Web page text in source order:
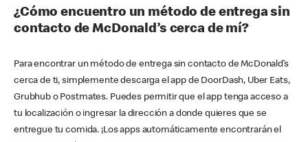
¿Cómo encuentro un método de entrega sin
contacto de McDonald’s cerca de mí?
Para encontrar un método de entrega sin contacto de McDonald’s
cerca de ti, simplemente descarga el app de DoorDash, Uber Eats,
Grubhub o Postmates. Puedes permitir que el app tenga acceso a
tu localización o ingresar la dirección a donde quieres que se
entregue tu comida. ¡Los apps automáticamente encontrarán el